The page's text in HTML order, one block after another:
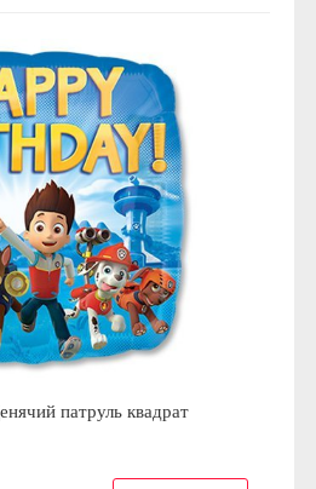
патруль квадрат